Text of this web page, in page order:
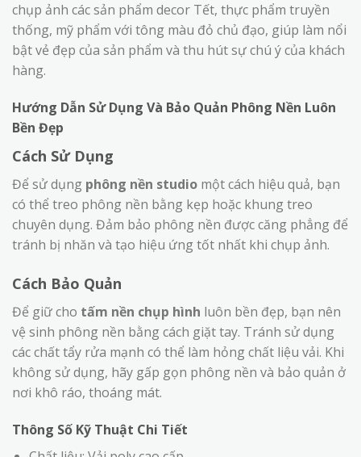
chụp ảnh các sản phẩm decor Tết, thực phẩm truyền
thống, mỹ phẩm với tông màu đỏ chủ đạo, giúp làm nổi
bật vẻ đẹp của sản phẩm và thu hút sự chú ý của khách
hàng.
Hướng Dẫn Sử Dụng Và Bảo Quản Phông Nền Luôn
Bền Đẹp
Cách Sử Dụng
Để sử dụng phông nền studio một cách hiệu quả, bạn
có thể treo phông nền bằng kẹp hoặc khung treo
chuyên dụng. Đảm bảo phông nền được căng phẳng để
tránh bị nhăn và tạo hiệu ứng tốt nhất khi chụp ảnh.
Cách Bảo Quản
Để giữ cho tấm nền chụp hình luôn bền đẹp, bạn nên
vệ sinh phông nền bằng cách giặt tay. Tránh sử dụng
các chất tẩy rửa mạnh có thể làm hỏng chất liệu vải. Khi
không sử dụng, hãy gấp gọn phông nền và bảo quản ở
nơi khô ráo, thoáng mát.
Thông Số Kỹ Thuật Chi Tiết